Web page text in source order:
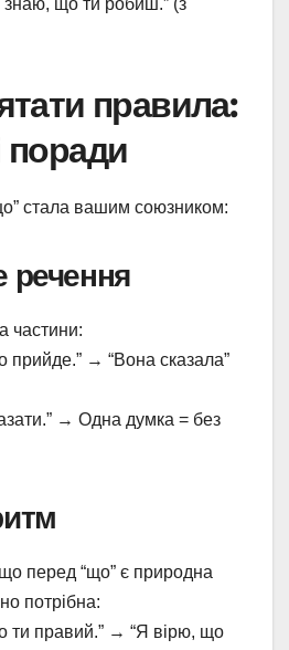
що ти робиш.” (з
правила:
поради
стала вашим союзником:
речення
частини:
прийде.” → “Вона сказала”
→ Одна думка = без
перед “що” є природна
потрібна:
ти правий.” → “Я вірю, що